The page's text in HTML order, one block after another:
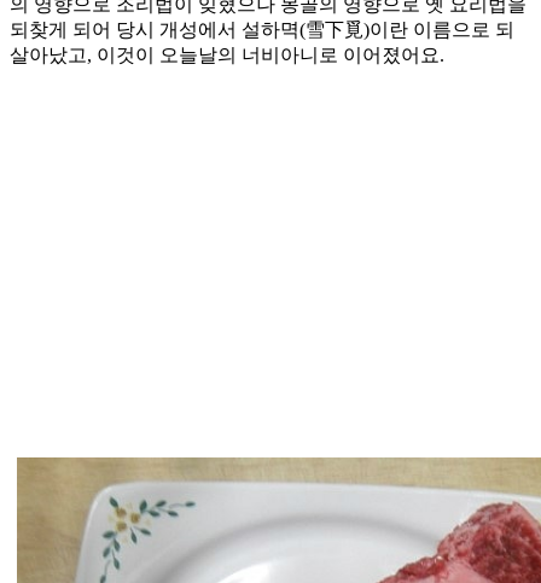
의 영향으로 조리법이 잊혔으나 몽골의 영향으로 옛 요리법을
되찾게 되어 당시 개성에서 설하멱(雪下覓)이란 이름으로 되
살아났고, 이것이 오늘날의 너비아니로 이어졌어요.